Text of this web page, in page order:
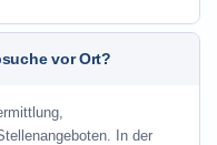
vor Ort?
In der